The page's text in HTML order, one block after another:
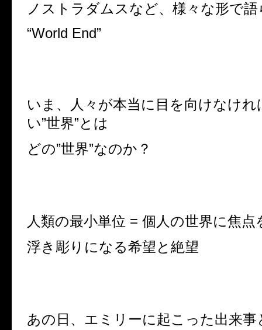
ノストラダムスなど、様々な形で
“World End”
いま、人々が本当に目を向けなけれ
い”世界”とは
どの”世界”なのか？
人類の最小単位 = 個人の世界に焦
浮き彫りになる希望と絶望
あの日、エミリーに起こった出来事